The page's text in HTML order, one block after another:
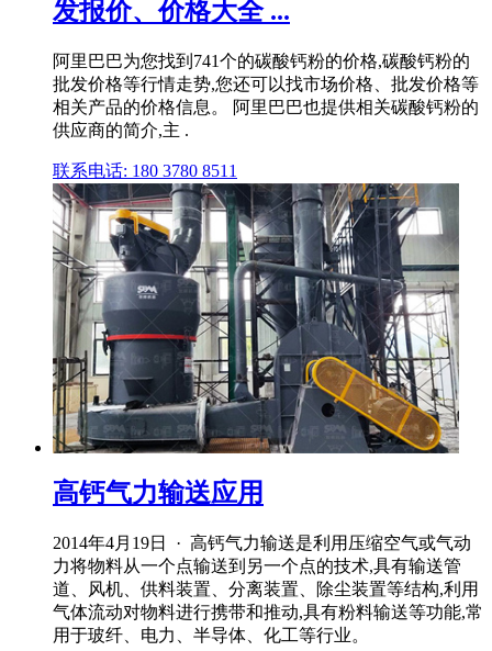
发报价、价格大全 ...
阿里巴巴为您找到741个的碳酸钙粉的价格,碳酸钙粉的
批发价格等行情走势,您还可以找市场价格、批发价格等
相关产品的价格信息。 阿里巴巴也提供相关碳酸钙粉的
供应商的简介,主 .
联系电话: 180 3780 8511
高钙气力输送应用
2014年4月19日 · 高钙气力输送是利用压缩空气或气动
力将物料从一个点输送到另一个点的技术,具有输送管
道、风机、供料装置、分离装置、除尘装置等结构,利用
气体流动对物料进行携带和推动,具有粉料输送等功能,常
用于玻纤、电力、半导体、化工等行业。